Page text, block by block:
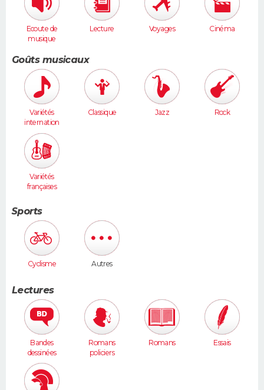
Ecoute de
musique
Lecture Voyages Cinéma
Goûts musicaux
Variétés
internation
ales
Classique Jazz Rock
Variétés
françaises
Sports
Cyclisme Autres
Lectures
Bandes
dessinées
Romans
policiers
Romans Essais